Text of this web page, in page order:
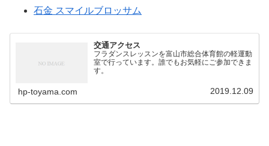
石金 スマイルブロッサム
交通アクセス
フラダンスレッスンを富山市総合体育館の軽運動
室で行っています。誰でもお気軽にご参加できま
す。
hp-toyama.com 2019.12.09